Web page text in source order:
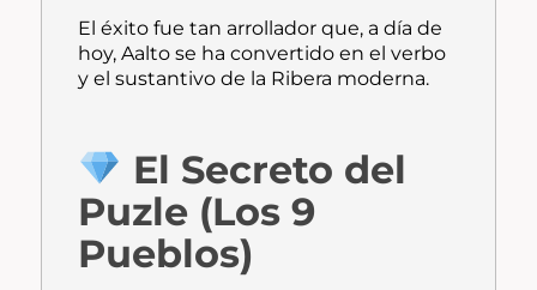
El éxito fue tan arrollador que, a día de
hoy, Aalto se ha convertido en el verbo
y el sustantivo de la Ribera moderna.
El Secreto del
Puzle (Los 9
Pueblos)